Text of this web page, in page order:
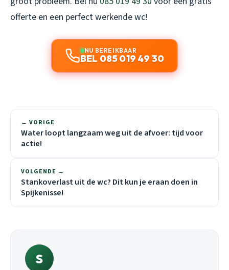
offerte en een perfect werkende wc!
NU BEREIKBAAR
BEL 085 019 49 30
← VORIGE
Water loopt langzaam weg uit de afvoer: tijd voor
actie!
VOLGENDE →
Stankoverlast uit de wc? Dit kun je eraan doen in
Spijkenisse!
S